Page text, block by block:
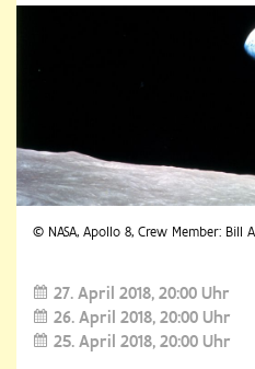
© NASA, Apollo 8, Crew Member: Bill
27. April 2018 20:00 Uhr
26. April 2018 20:00 Uhr
25. April 2018 20:00 Uhr